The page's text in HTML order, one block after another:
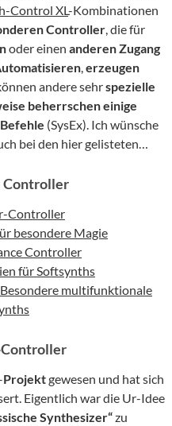
Control XL-Kombinationen
Controller, die für
oder einen anderenZugang
,erzeugen
andere sehrspezielle
beherrschen einige
(SysEx). Ich wünsche
bei den hier gelisteten…
Controller
Controller
besondere Magie
Controller
für Softsynths
multifunktionale
Controller
Projektgewesen und hat sich
Eigentlich war die Ur-Idee
Synthesizer“zu